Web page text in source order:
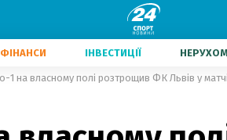
ФІНАНСИ ІНВЕСТИЦІЇ
1 на власному полі розтрощив ФК Львів у